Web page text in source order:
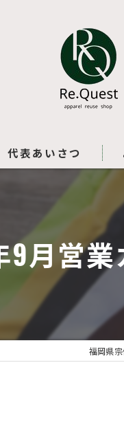
代表あいさつ
9月営
福岡県